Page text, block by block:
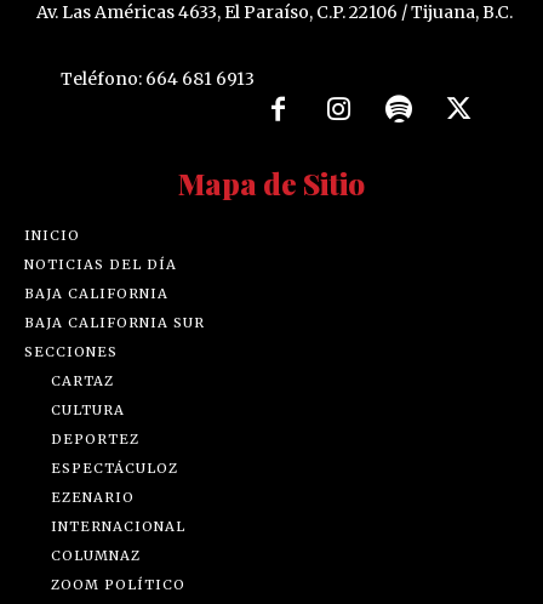
Av. Las Américas 4633, El Paraíso, C.P. 22106 / Tijuana, B.C.
Teléfono: 664 681 6913
Mapa de Sitio
INICIO
NOTICIAS DEL DÍA
BAJA CALIFORNIA
BAJA CALIFORNIA SUR
SECCIONES
CARTAZ
CULTURA
DEPORTEZ
ESPECTÁCULOZ
EZENARIO
INTERNACIONAL
COLUMNAZ
ZOOM POLÍTICO